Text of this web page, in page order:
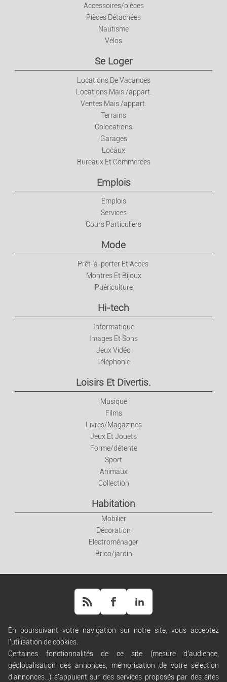
Accessoires/pièces
Pièces Détachées
Nautisme
Vélos
Se Loger
Locations De Vacances
Locations Mais./appart.
Ventes Mais./appart.
Terrains
Colocations
Garages
Locaux
Bureaux Et Commerces
Emplois
Emplois
Services
Cours Particuliers
Mode
Prêt-à-porter Et Acces.
Montres Et Bijoux
Puériculture
Hi-tech
Informatique
Images Et Sons
Jeux Vidéo
Téléphonie
Loisirs Et Divertis.
Musique
Films
Livres/Magazines
Jeux Et Jouets
Forme/détente
Sport
Animaux
Collection
Habitation
Mobilier
Décoration
Electroménager
Brico/jardin
Règles de diffusion
Conditions générales d'utilisation
Conditions générales de vente
En poursuivant votre navigation sur notre site, vous acceptez
l'utilisation de cookies.
Certaines fonctionnalités de ce site (mesure d'audience,
géolocalisation des annonces, mémorisation de votre sélection
d'annonces...) s'appuient sur des services proposés par des sites